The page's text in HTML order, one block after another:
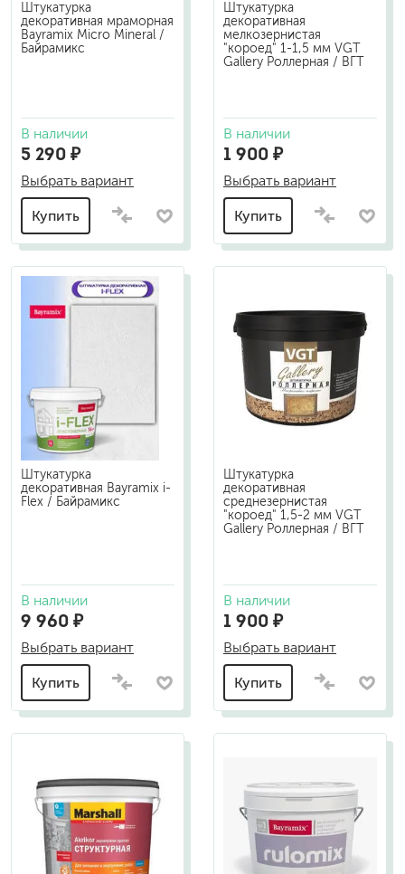
Штукатурка
декоративная мраморная
Bayramix Micro Mineral /
Байрамикс
В наличии
5 290 ₽
Выбрать вариант
Купить
Штукатурка
декоративная
мелкозернистая
"короед" 1-1,5 мм VGT
Gallery Роллерная / ВГТ
В наличии
1 900 ₽
Выбрать вариант
Купить
Штукатурка
декоративная Bayramix i-
Flex / Байрамикс
В наличии
9 960 ₽
Выбрать вариант
Купить
Штукатурка
декоративная
среднезернистая
"короед" 1,5-2 мм VGT
Gallery Роллерная / ВГТ
В наличии
1 900 ₽
Выбрать вариант
Купить